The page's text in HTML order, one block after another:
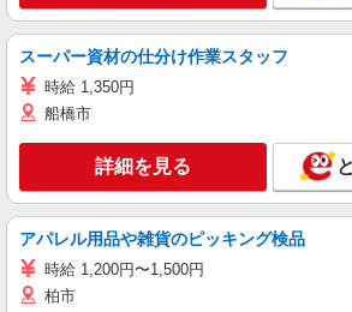
スーパー資材の仕分け作業スタッフ
時給 1,350円
船橋市
詳細を見る
アパレル用品や雑貨のピッキング検品
時給 1,200円〜1,500円
柏市